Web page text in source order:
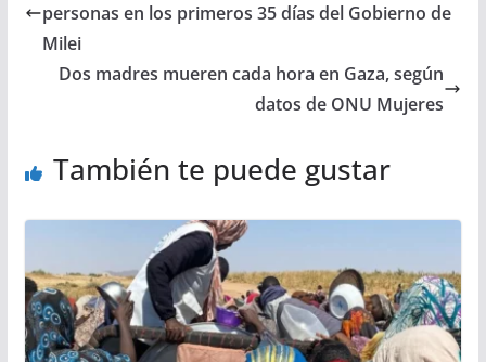
personas en los primeros 35 días del Gobierno de
Milei
Dos madres mueren cada hora en Gaza, según
datos de ONU Mujeres
También te puede gustar